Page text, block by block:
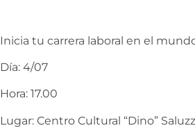
Inicia tu carrera laboral en el
Día: 4/07
Hora: 17.00
Lugar: Centro Cultural “Dino”